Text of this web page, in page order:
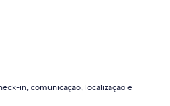
in, comunicação, localização e